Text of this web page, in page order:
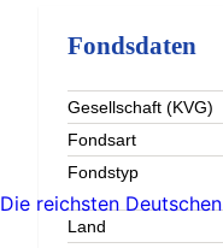
Fondsdaten
Gesellschaft (KVG)
Fondsart
Fondstyp
Land
Die reichsten Deutschen